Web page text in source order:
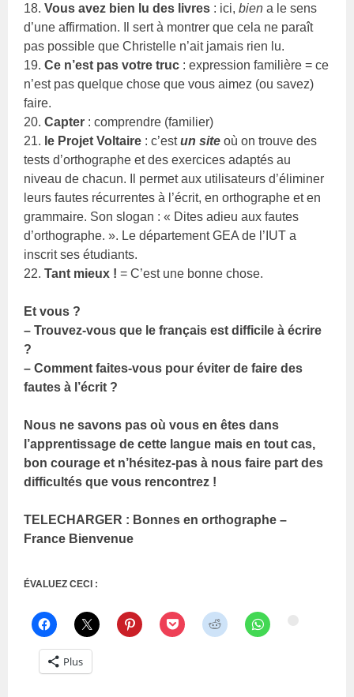
18.Vous avez bien lu des livres : ici,bien a le sens
d’une affirmation. Il sert à montrer que cela ne paraît
pas possible que Christelle n’ait jamais rien lu.
19.Ce n’est pas votre truc : expression familière = ce
n’est pas quelque chose que vous aimez (ou savez)
faire.
20.Capter : comprendre (familier)
21. le Projet Voltaire : c’estun site où on trouve des
tests d’orthographe et des exercices adaptés au
niveau de chacun. Il permet aux utilisateurs d’éliminer
leurs fautes récurrentes à l’écrit, en orthographe et en
grammaire. Son slogan : « Dites adieu aux fautes
d’orthographe. ». Le département GEA de l’IUT a
inscrit ses étudiants.
22.Tant mieux ! = C’est une bonne chose.
Et vous ?
– Trouvez-vous que le français est difficile à écrire
?
– Comment faites-vous pour éviter de faire des
fautes à l’écrit ?
Nous ne savons pas où vous en êtes dans
l’apprentissage de cette langue mais en tout cas,
bon courage et n’hésitez-pas à nous faire part des
difficultés que vous rencontrez !
TELECHARGER : Bonnes en orthographe –
France Bienvenue
ÉVALUEZ CECI :
Plus